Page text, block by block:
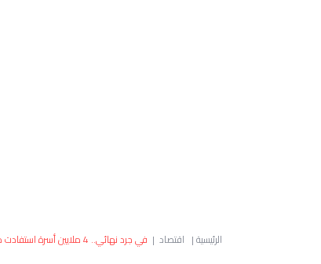
الرئيسية| اقتصاد | في جرد نهائي.. 4 ملايين أسرة استفادت من الدعم المباشر إلى غاية متم 2025